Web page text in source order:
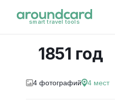
smart travel tools
1851 год
4 фотографий 4 мест